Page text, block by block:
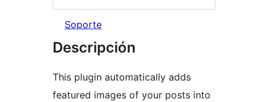
Soporte
Descripción
This plugin automatically adds
featured images of your posts into